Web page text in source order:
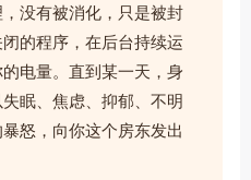
没有被消化，只是被封
的程序，在后台持续运
电量。直到某一天，身
眠、焦虑、抑郁、不明
怒，向你这个房东发出